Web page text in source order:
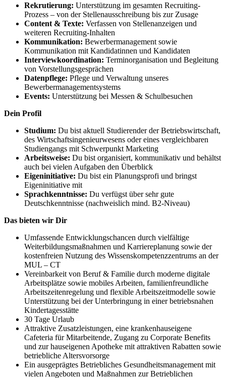
Rekrutierung: Unterstützung im gesamten Recruiting-
Prozess – von der Stellenausschreibung bis zur Zusage
Content & Texte: Verfassen von Stellenanzeigen und
weiteren Recruiting-Inhalten
Kommunikation: Bewerbermanagement sowie
Kommunikation mit Kandidatinnen und Kandidaten
Interviewkoordination: Terminorganisation und Begleitung
von Vorstellungsgesprächen
Datenpflege: Pflege und Verwaltung unseres
Bewerbermanagementsystems
Events: Unterstützung bei Messen & Schulbesuchen
Dein Profil
Studium: Du bist aktuell Studierender der Betriebswirtschaft,
des Wirtschaftsingenieurwesens oder eines vergleichbaren
Studiengangs mit Schwerpunkt Marketing
Arbeitsweise: Du bist organisiert, kommunikativ und behältst
auch bei vielen Aufgaben den Überblick
Eigeninitiative: Du bist ein Planungsprofi und bringst
Eigeninitiative mit
Sprachkenntnisse: Du verfügst über sehr gute
Deutschkenntnisse (nachweislich mind. B2-Niveau)
Das bieten wir Dir
Umfassende Entwicklungschancen durch vielfältige
Weiterbildungsmaßnahmen und Karriereplanung sowie der
kostenfreien Nutzung des Wissenskompetenzzentrums an der
MUL – CT
Vereinbarkeit von Beruf & Familie durch moderne digitale
Arbeitsplätze sowie mobiles Arbeiten, familienfreundliche
Arbeitszeitenregelung und flexible Arbeitszeitmodelle sowie
Unterstützung bei der Unterbringung in einer betriebsnahen
Kindertagesstätte
30 Tage Urlaub
Attraktive Zusatzleistungen, eine krankenhauseigene
Cafeteria für Mitarbeitende, Zugang zu Corporate Benefits
und zur hauseigenen Apotheke mit attraktiven Rabatten sowie
betriebliche Altersvorsorge
Ein ausgeprägtes Betriebliches Gesundheitsmanagement mit
vielen Angeboten und Maßnahmen zur Betrieblichen